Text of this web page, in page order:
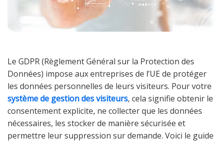
Le GDPR (Règlement Général sur la Protection des
Données) impose aux entreprises de l’UE de protéger
les données personnelles de leurs visiteurs. Pour votre
système de gestion des visiteurs, cela signifie obtenir le
consentement explicite, ne collecter que les données
nécessaires, les stocker de manière sécurisée et
permettre leur suppression sur demande. Voici le guide